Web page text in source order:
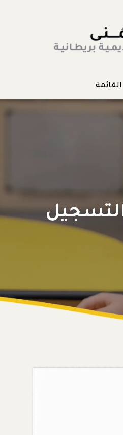
القائمة